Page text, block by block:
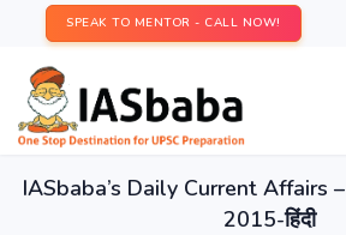
SPEAK TO MENTOR - CALL NOW!
IASbaba’s Daily Current Affairs
2015-हिंदी